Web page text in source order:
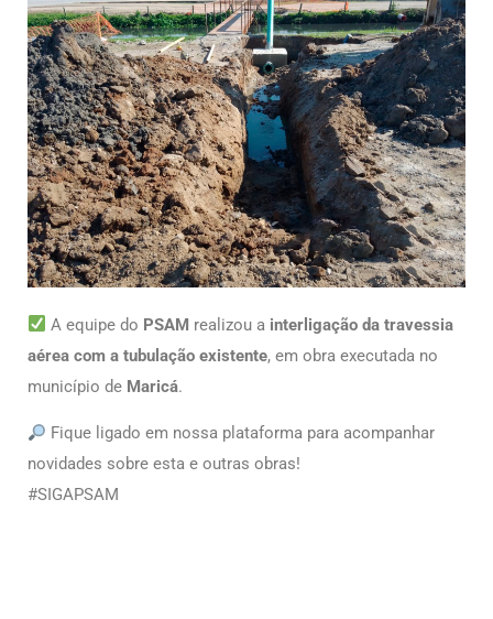
A equipe do PSAM realizou a interligação da travessia
aérea com a tubulação existente, em obra executada no
município de Maricá.
Fique ligado em nossa plataforma para acompanhar
novidades sobre esta e outras obras!
#SIGAPSAM